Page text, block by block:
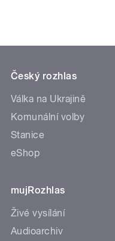
Český rozhlas
Válka na Ukrajině
Komunální volby
Stanice
eShop
mujRozhlas
Živé vysílání
Audioarchiv